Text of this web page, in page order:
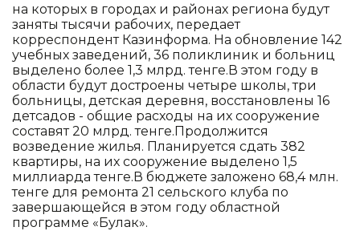
на которых в городах и районах региона будут
заняты тысячи рабочих, передает
корреспондент Казинформа. На обновление 142
учебных заведений, 36 поликлиник и больниц
выделено более 1,3 млрд. тенге.В этом году в
области будут достроены четыре школы, три
больницы, детская деревня, восстановлены 16
детсадов - общие расходы на их сооружение
составят 20 млрд. тенге.Продолжится
возведение жилья. Планируется сдать 382
квартиры, на их сооружение выделено 1,5
миллиарда тенге.В бюджете заложено 68,4 млн.
тенге для ремонта 21 сельского клуба по
завершающейся в этом году областной
программе «Булак».